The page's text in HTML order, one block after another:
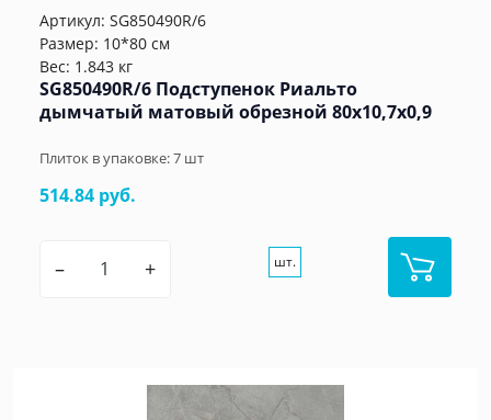
Артикул: SG850490R/6
Размер: 10*80 см
Вес: 1.843 кг
SG850490R/6 Подступенок Риальто
дымчатый матовый обрезной 80x10,7x0,9
Плиток в упаковке:7 шт
514.84 руб.
– + шт.